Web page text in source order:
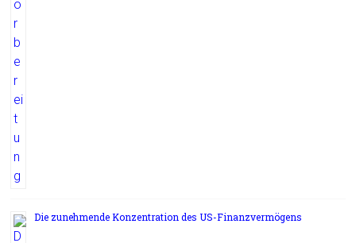
Die zunehmende Konzentration des US-Finanzvermögens